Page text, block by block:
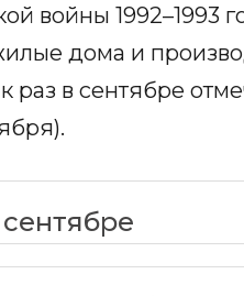
войны 1992–1993
дома и
раз в сентябре